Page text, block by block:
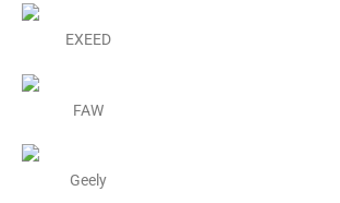
EXEED
FAW
Geely